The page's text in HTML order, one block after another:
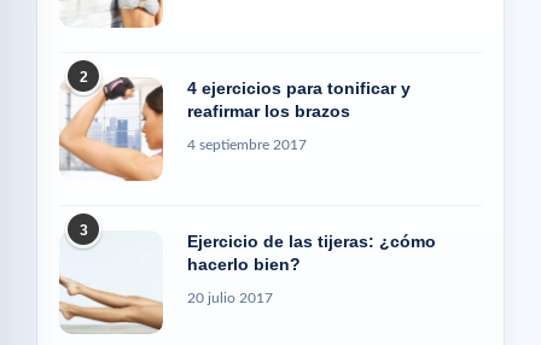
2
4 ejercicios para tonificar y
reafirmar los brazos
4 septiembre 2017
3
Ejercicio de las tijeras: ¿cómo
hacerlo bien?
20 julio 2017